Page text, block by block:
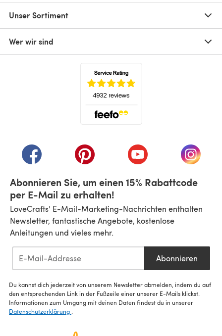
Unser Sortiment
Wer wir sind
(öffnet sich in einem neuen Tab)
(öffnet sich in einem neuen Tab)
(öffnet sich in einem
(öffnet
Abonnieren Sie, um einen 15% Rabattcode
per E-Mail zu erhalten!
LoveCrafts' E-Mail-Marketing-Nachrichten enthalten
Newsletter, fantastische Angebote, kostenlose
Anleitungen und vieles mehr.
Abonnieren
Du kannst dich jederzeit von unserem Newsletter abmelden, indem du auf
den entsprechenden Link in der Fußzeile einer unserer E-Mails klickst.
Informationen zum Umgang mit deinen Daten findest du in unserer
Datenschutzerklärung